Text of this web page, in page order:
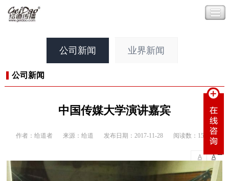
公司新闻 业界新闻
公司新闻
中国传媒大学演讲嘉宾
作者：给道者 来源：给道 发布日期：2017-11-28 阅读数：15174
A A